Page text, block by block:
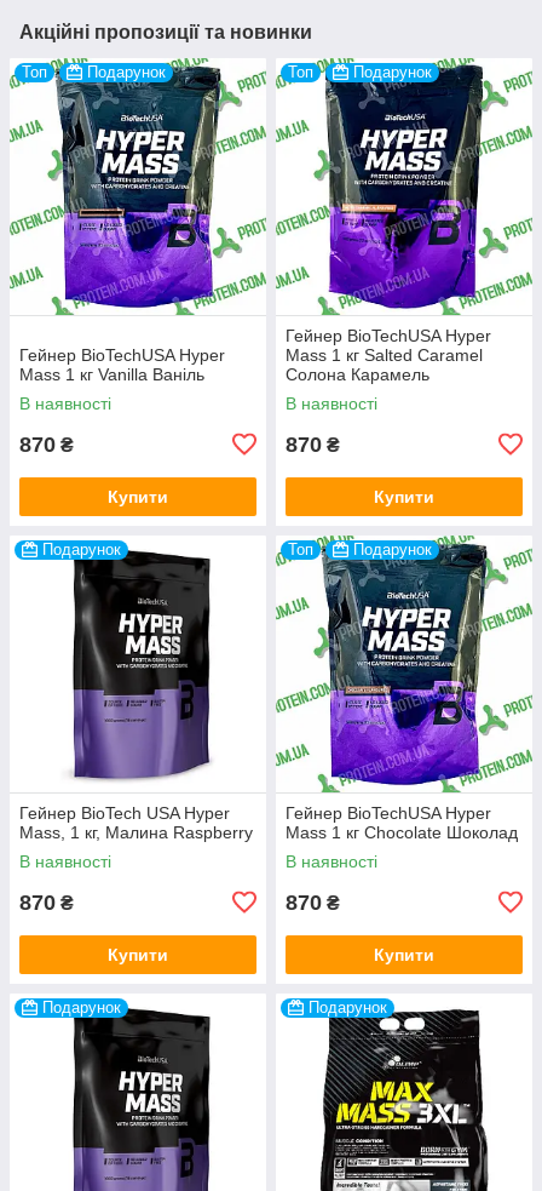
Акційні пропозиції та новинки
Топ Подарунок
Гейнер BioTechUSA Hyper
Mass 1 кг Vanilla Ваніль
В наявності
870 ₴
Купити
Топ Подарунок
Гейнер BioTechUSA Hyper
Mass 1 кг Salted Caramel
Солона Карамель
В наявності
870 ₴
Купити
Подарунок
Гейнер BioTech USA Hyper
Mass, 1 кг, Малина Raspberry
В наявності
870 ₴
Купити
Топ Подарунок
Гейнер BioTechUSA Hyper
Mass 1 кг Chocolate Шоколад
В наявності
870 ₴
Купити
Подарунок Подарунок